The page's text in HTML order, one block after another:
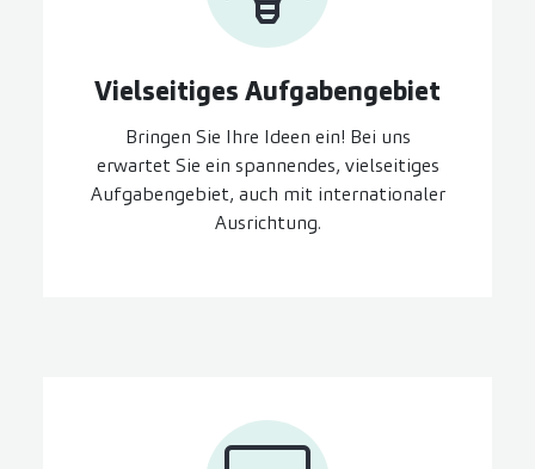
Vielseitiges Aufgaben­gebiet
Bringen Sie Ihre Ideen ein! Bei uns
erwartet Sie ein spannendes, vielseitiges
Aufgabengebiet, auch mit internationaler
Ausrichtung.